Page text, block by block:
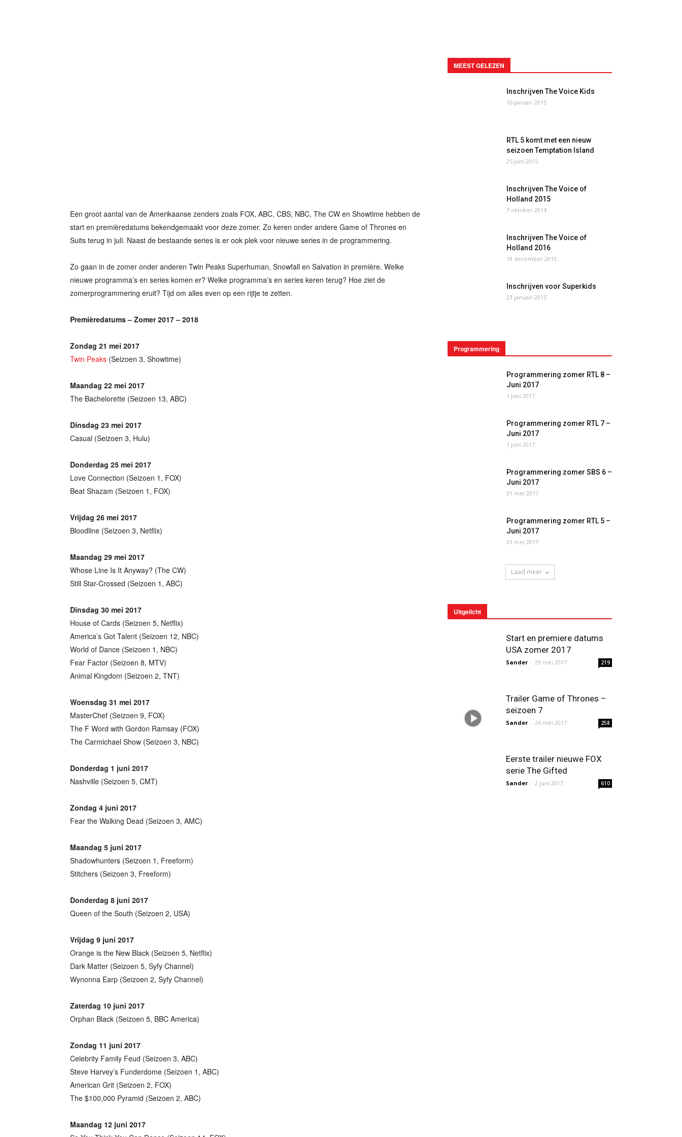
Een groot aantal van de Amerikaanse zenders zoals FOX, ABC, CBS, NBC, The CW en Showtime hebben de
start en premièredatums bekendgemaakt voor deze zomer. Zo keren onder andere Game of Thrones en
Suits terug in juli. Naast de bestaande series is er ook plek voor nieuwe series in de programmering.
Zo gaan in de zomer onder anderen Twin Peaks Superhuman, Snowfall en Salvation in première. Welke
nieuwe programma’s en series komen er? Welke programma’s en series keren terug? Hoe ziet de
zomerprogrammering eruit? Tijd om alles even op een rijtje te zetten.
Premièredatums – Zomer 2017 – 2018
Zondag 21 mei 2017
Twin Peaks (Seizoen 3, Showtime)
Maandag 22 mei 2017
The Bachelorette (Seizoen 13, ABC)
Dinsdag 23 mei 2017
Casual (Seizoen 3, Hulu)
Donderdag 25 mei 2017
Love Connection (Seizoen 1, FOX)
Beat Shazam (Seizoen 1, FOX)
Vrijdag 26 mei 2017
Bloodline (Seizoen 3, Netflix)
Maandag 29 mei 2017
Whose Line Is It Anyway? (The CW)
Still Star-Crossed (Seizoen 1, ABC)
Dinsdag 30 mei 2017
House of Cards (Seizoen 5, Netflix)
America’s Got Talent (Seizoen 12, NBC)
World of Dance (Seizoen 1, NBC)
Fear Factor (Seizoen 8, MTV)
Animal Kingdom (Seizoen 2, TNT)
Woensdag 31 mei 2017
MasterChef (Seizoen 9, FOX)
The F Word with Gordon Ramsay (FOX)
The Carmichael Show (Seizoen 3, NBC)
Donderdag 1 juni 2017
Nashville (Seizoen 5, CMT)
Zondag 4 juni 2017
Fear the Walking Dead (Seizoen 3, AMC)
Maandag 5 juni 2017
Shadowhunters (Seizoen 1, Freeform)
Stitchers (Seizoen 3, Freeform)
Donderdag 8 juni 2017
Queen of the South (Seizoen 2, USA)
Vrijdag 9 juni 2017
Orange is the New Black (Seizoen 5, Netflix)
Dark Matter (Seizoen 5, Syfy Channel)
Wynonna Earp (Seizoen 2, Syfy Channel)
Zaterdag 10 juni 2017
Orphan Black (Seizoen 5, BBC America)
Zondag 11 juni 2017
Celebrity Family Feud (Seizoen 3, ABC)
Steve Harvey’s Funderdome (Seizoen 1, ABC)
American Grit (Seizoen 2, FOX)
The $100,000 Pyramid (Seizoen 2, ABC)
Maandag 12 juni 2017
MEEST GELEZEN
Inschrijven The Voice Kids
16 januari 2015
RTL 5 komt met een nieuw
seizoen Temptation Island
25 juni 2015
Inschrijven The Voice of
Holland 2015
7 oktober 2014
Inschrijven The Voice of
Holland 2016
18 december 2015
Inschrijven voor Superkids
23 januari 2015
Programmering
Programmering zomer RTL 8 –
Juni 2017
1 juni 2017
Programmering zomer RTL 7 –
Juni 2017
1 juni 2017
Programmering zomer SBS 6 –
Juni 2017
31 mei 2017
Programmering zomer RTL 5 –
Juni 2017
31 mei 2017
Laad meer
Uitgelicht
Start en premiere datums
USA zomer 2017
Sander - 29 mei 2017 219
Trailer Game of Thrones –
seizoen 7
Sander - 26 mei 2017 258
Eerste trailer nieuwe FOX
serie The Gifted
Sander - 2 juni 2017 610